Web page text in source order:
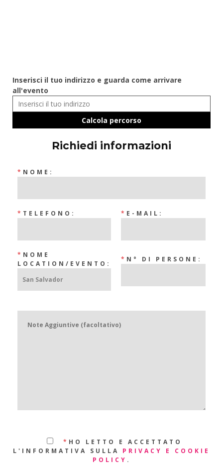
Inserisci il tuo indirizzo e guarda come arrivare
all'evento
Richiedi informazioni
* NOME:
* TELEFONO: * E-MAIL:
* NOME
LOCATION/EVENTO:
* N° DI PERSONE:
* HO LETTO E ACCETTATO
L'INFORMATIVA SULLA PRIVACY E COOKIE
POLICY .